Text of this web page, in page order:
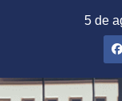
5 de